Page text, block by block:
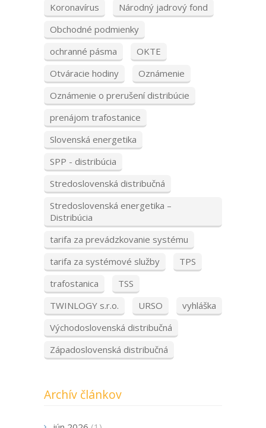
Koronavírus
Národný jadrový fond
Obchodné podmienky
ochranné pásma
OKTE
Otváracie hodiny
Oznámenie
Oznámenie o prerušení distribúcie
prenájom trafostanice
Slovenská energetika
SPP - distribúcia
Stredoslovenská distribučná
Stredoslovenská energetika –
Distribúcia
tarifa za prevádzkovanie systému
tarifa za systémové služby
TPS
trafostanica
TSS
TWINLOGY s.r.o.
URSO
vyhláška
Východoslovenská distribučná
Západoslovenská distribučná
Archív článkov